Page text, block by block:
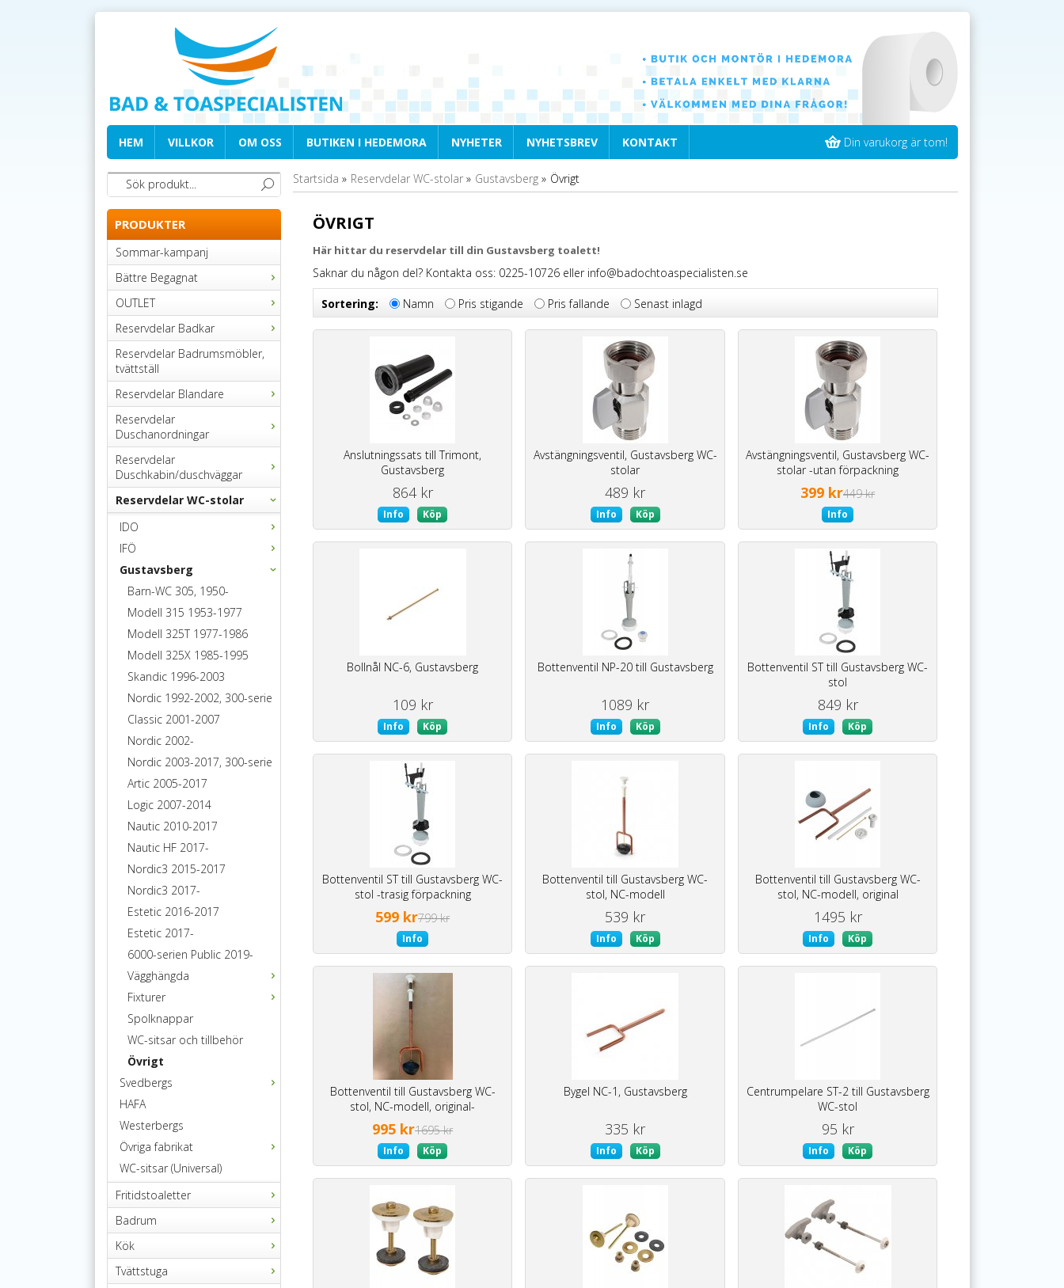
HEM VILLKOR OM OSS BUTIKEN I HEDEMORA NYHETER NYHETSBREV KONTAKT Din varukorg är tom!
PRODUKTER
Sommar-kampanj
Bättre Begagnat
OUTLET
Reservdelar Badkar
Reservdelar Badrumsmöbler,
tvättställ
Reservdelar Blandare
Reservdelar
Duschanordningar
Reservdelar
Duschkabin/duschväggar
Reservdelar WC-stolar
IDO
IFÖ
Gustavsberg
Barn-WC 305, 1950-
Modell 315 1953-1977
Modell 325T 1977-1986
Modell 325X 1985-1995
Skandic 1996-2003
Nordic 1992-2002, 300-serie
Classic 2001-2007
Nordic 2002-
Nordic 2003-2017, 300-serie
Artic 2005-2017
Logic 2007-2014
Nautic 2010-2017
Nautic HF 2017-
Nordic3 2015-2017
Nordic3 2017-
Estetic 2016-2017
Estetic 2017-
6000-serien Public 2019-
Vägghängda
Fixturer
Spolknappar
WC-sitsar och tillbehör
Övrigt
Svedbergs
HAFA
Westerbergs
Övriga fabrikat
WC-sitsar (Universal)
Fritidstoaletter
Badrum
Kök
Tvättstuga
Startsida » Reservdelar WC-stolar» Gustavsberg» Övrigt
ÖVRIGT
Här hittar du reservdelar till din Gustavsberg toalett!
Saknar du någon del? Kontakta oss: 0225-10726 eller info@badochtoaspecialisten.se
Sortering: Namn Pris stigande Pris fallande Senast inlagd
Anslutningssats till Trimont,
Gustavsberg
864 kr
Info Köp
Avstängningsventil, Gustavsberg WC-
stolar
489 kr
Info Köp
Avstängningsventil, Gustavsberg WC-
stolar -utan förpackning
399 kr449 kr
Info
Bollnål NC-6, Gustavsberg
109 kr
Info Köp
Bottenventil NP-20 till Gustavsberg
1089 kr
Info Köp
Bottenventil ST till Gustavsberg WC-
stol
849 kr
Info Köp
Bottenventil ST till Gustavsberg WC-
stol -trasig förpackning
599 kr799 kr
Info
Bottenventil till Gustavsberg WC-
stol, NC-modell
539 kr
Info Köp
Bottenventil till Gustavsberg WC-
stol, NC-modell, original
1495 kr
Info Köp
Bottenventil till Gustavsberg WC-
stol, NC-modell, original-
kopparbygel
995 kr1695 kr
Info Köp
Bygel NC-1, Gustavsberg
335 kr
Info Köp
Centrumpelare ST-2 till Gustavsberg
WC-stol
95 kr
Info Köp